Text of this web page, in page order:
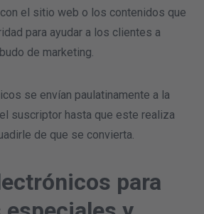
el sitio web o los contenidos que
para ayudar a los clientes a
de marketing.
se envían paulatinamente a la
suscriptor hasta que este realiza
de que se convierta.
para